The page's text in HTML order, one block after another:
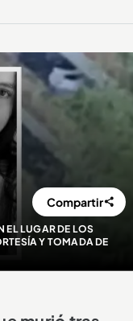
EL LUGAR DE LOS
Y TOMADA DE
Compartir